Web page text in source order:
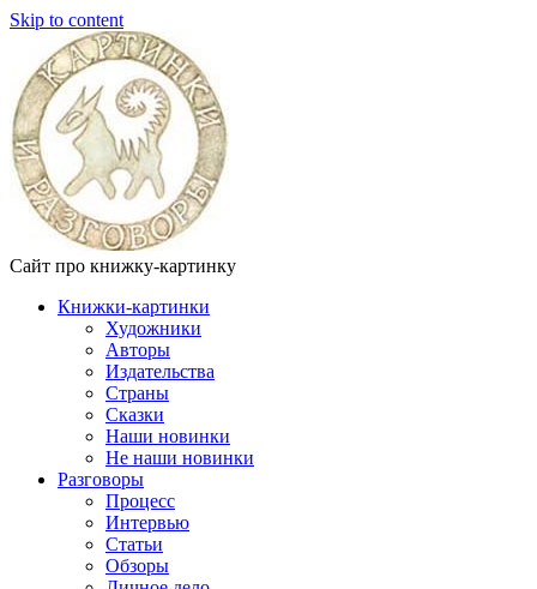
Skip to content
Сайт про книжку-картинку
Книжки-картинки
Художники
Авторы
Издательства
Страны
Сказки
Наши новинки
Не наши новинки
Разговоры
Процесс
Интервью
Статьи
Обзоры